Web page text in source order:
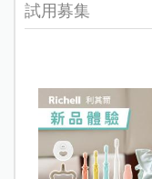
試用募集